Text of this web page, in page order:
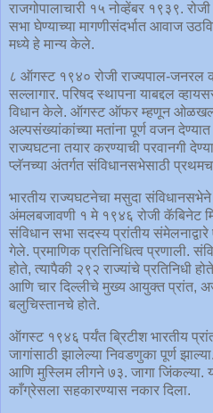
राजगोपालाचारी १५ नोव्हेंबर १९३९.
सभा घेण्याच्या मागणीसंदर्भात आवाज
मध्ये हे मान्य केले.
८ ऑगस्ट १९४० रोजी राज्यपाल-जनरल
सल्लागार. परिषद स्थापना याबद्दल
विधान केले. ऑगस्ट ऑफर म्हणून
अल्पसंख्यांकांच्या मतांना पूर्ण वजन
राज्यघटना तयार करण्याची परवानगी
प्लॅनच्या अंतर्गत संविधानसभेसाठी
भारतीय राज्यघटनेचा मसुदा
अंमलबजावणी १ मे १९४६ रोजी कॅबिनेट
संविधान सभा सदस्य प्रांतीय
गेले. प्रमाणिक प्रतिनिधित्व प्रणाली.
होते, त्यापैकी २९२ राज्यांचे प्रतिनिधी
आणि चार दिल्लीचे मुख्य आयुक्त प्रांत,
बलुचिस्तानचे होते.
ऑगस्ट १९४६ पर्यंत ब्रिटीश भारतीय
जागांसाठी झालेल्या निवडणुका पूर्ण
आणि मुस्लिम लीगने ७३. जागा जिंकल्या.
काँग्रेसला सहकारण्यास नकार दिला.